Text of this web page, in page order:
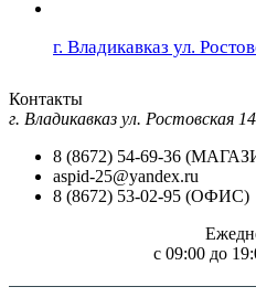
г. Владикавказ ул.
Контакты
г. Владикавказ ул. Ростовская 14
8 (8672) 54-69-36
aspid-25@yandex.ru
8 (8672) 53-02-95 (ОФИС)
c 09:00 до